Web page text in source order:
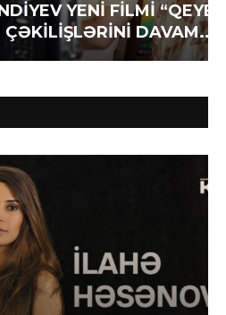
YENİ FİLMİ “QEYB
DAVAM...